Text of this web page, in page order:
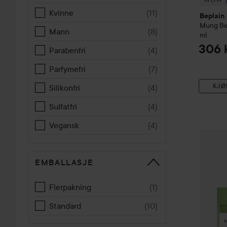
beplain.
en
huden.
Kvinne
(11)
Mann
(8)
Parabenfri
(4)
Parfymefri
(7)
Silikonfri
(4)
Sulfatfri
(4)
Vegansk
(4)
EMBALLASJE
Flerpakning (1)
Standard
(10)
Beplain
Mung
ml
306